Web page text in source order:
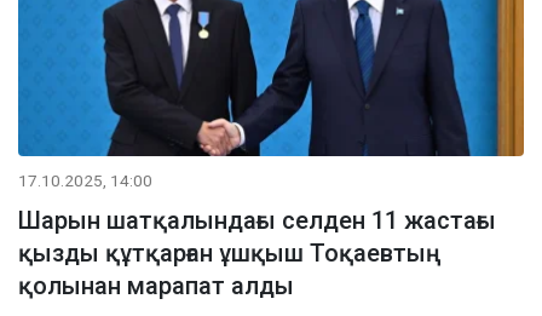
17.10.2025, 14:00
Шарын шатқалындағы селден 11 жастағы
қызды құтқарған ұшқыш Тоқаевтың
қолынан марапат алды